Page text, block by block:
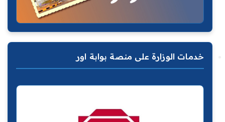
خدمات الوزارة على منصة بوابة اور